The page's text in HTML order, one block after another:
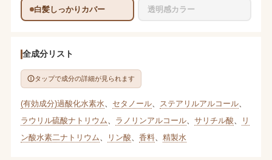
白髪しっかりカバー 透明感カラー
全成分リスト
タップで成分の詳細が見られます
(有効成分)過酸化水素水 セタノール、 ステアリルアルコール、
ラウリル硫酸ナトリウム
ラノリンアルコール、 サリチル酸
リ
ン酸水素二ナトリウム
リン酸 香料、 精製水